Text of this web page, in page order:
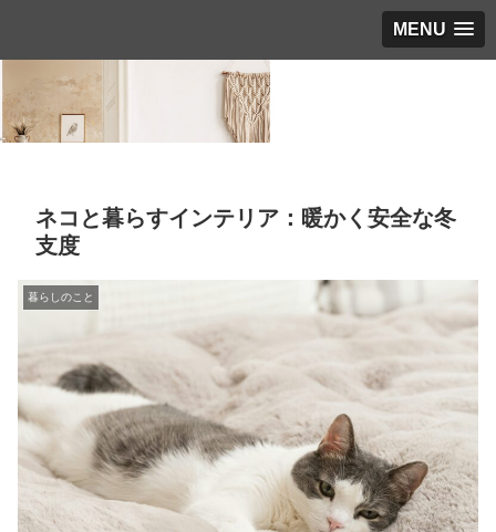
MENU
ネコと暮らすインテリア：暖かく安全な冬
支度
暮らしのこと